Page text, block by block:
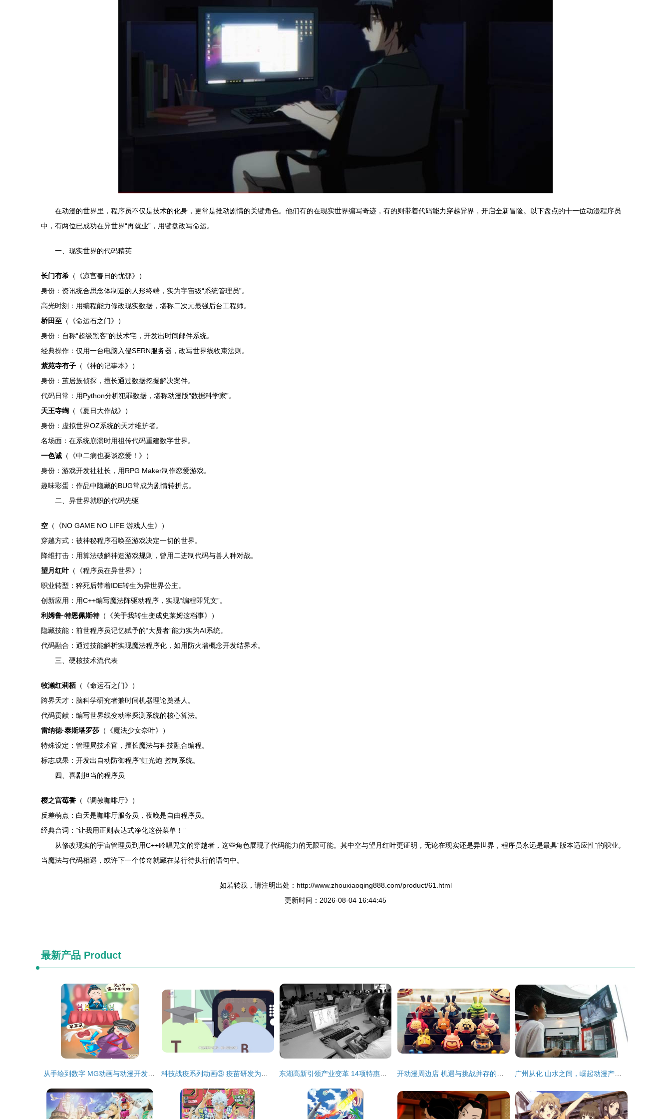
在动漫的世界里，程序员不仅是技术的化身，更常是推动剧情的关键角色。他们有的在现实世界编写奇迹，有的则带着代码能力穿越异界，开启全新冒险。以下盘点的十一位动漫程序员
中，有两位已成功在异世界“再就业”，用键盘改写命运。
一、现实世界的代码精英
长门有希 （《凉宫春日的忧郁》）
身份：资讯统合思念体制造的人形终端，实为宇宙级“系统管理员”。
高光时刻：用编程能力修改现实数据，堪称二次元最强后台工程师。
桥田至 （《命运石之门》）
身份：自称“超级黑客”的技术宅，开发出时间邮件系统。
经典操作：仅用一台电脑入侵SERN服务器，改写世界线收束法则。
紫苑寺有子 （《神的记事本》）
身份：茧居族侦探，擅长通过数据挖掘解决案件。
代码日常：用Python分析犯罪数据，堪称动漫版“数据科学家”。
天王寺绹 （《夏日大作战》）
身份：虚拟世界OZ系统的天才维护者。
名场面：在系统崩溃时用祖传代码重建数字世界。
一色诚 （《中二病也要谈恋爱！》）
身份：游戏开发社社长，用RPG Maker制作恋爱游戏。
趣味彩蛋：作品中隐藏的BUG常成为剧情转折点。
二、异世界就职的代码先驱
空 （《NO GAME NO LIFE 游戏人生》）
穿越方式：被神秘程序召唤至游戏决定一切的世界。
降维打击：用算法破解神造游戏规则，曾用二进制代码与兽人种对战。
望月红叶（《程序员在异世界》）
职业转型：猝死后带着IDE转生为异世界公主。
创新应用：用C++编写魔法阵驱动程序，实现“编程即咒文”。
利姆鲁·特恩佩斯特（《关于我转生变成史莱姆这档事》）
隐藏技能：前世程序员记忆赋予的“大贤者”能力实为AI系统。
代码融合：通过技能解析实现魔法程序化，如用防火墙概念开发结界术。
三、硬核技术流代表
牧濑红莉栖 （《命运石之门》）
跨界天才：脑科学研究者兼时间机器理论奠基人。
代码贡献：编写世界线变动率探测系统的核心算法。
雷纳德·泰斯塔罗莎 （《魔法少女奈叶》）
特殊设定：管理局技术官，擅长魔法与科技融合编程。
标志成果：开发出自动防御程序“虹光炮”控制系统。
四、喜剧担当的程序员
樱之宫莓香 （《调教咖啡厅》）
反差萌点：白天是咖啡厅服务员，夜晚是自由程序员。
经典台词：“让我用正则表达式净化这份菜单！”
从修改现实的宇宙管理员到用C++吟唱咒文的穿越者，这些角色展现了代码能力的无限可能。其中空与望月红叶更证明，无论在现实还是异世界，程序员永远是最具“版本适应性”的职业。
当魔法与代码相遇，或许下一个传奇就藏在某行待执行的语句中。
如若转载，请注明出处：http://www.zhouxiaoqing888.com/product/61.html
更新时间：2026-08-04 16:44:45
最新产品 Product